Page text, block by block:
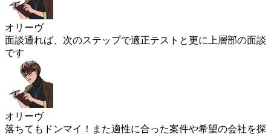
オリーヴ
面談通れば、次のステップで適正テストと更に上層部の面談
です
オリーヴ
落ちてもドンマイ！また適性に合った案件や希望の会社を探